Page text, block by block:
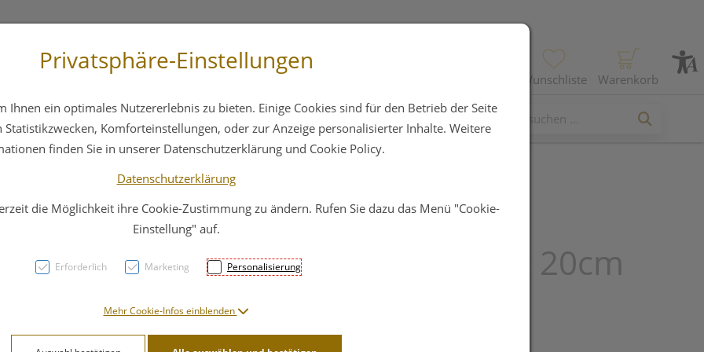
Wunschliste Warenkorb
Hautpflege Familie Nahrungsergänzung
Wundauflagen
Atrauman/ag 10x 20cm
PZN: 2991868
Privatsphäre-Einstellungen
Ihnen ein optimales Nutzererlebnis zu bieten. Einige Cookies sind für den Betrieb der Seite
Komforteinstellungen, oder zur Anzeige personalisierter Inhalte. Weitere
finden Sie in unserer Datenschutzerklärung und Cookie Policy.
Datenschutzerklärung
die Möglichkeit ihre Cookie-Zustimmung zu ändern. Rufen Sie dazu das Menü "Cookie-
Einstellung" auf.
Erforderlich Marketing Personalisierung
Mehr Cookie-Infos einblenden